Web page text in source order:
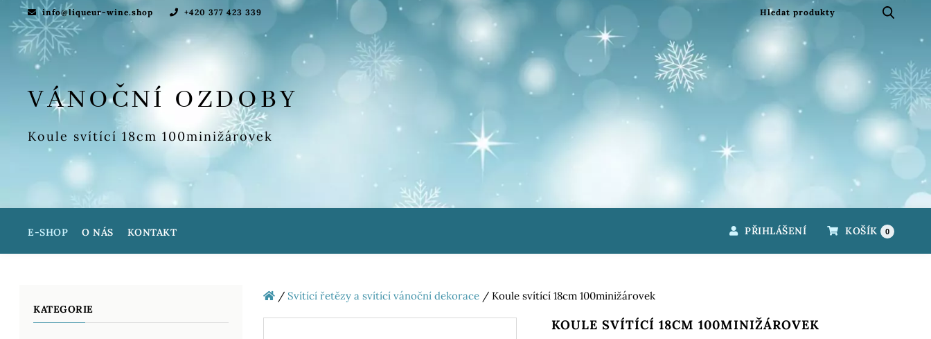
info@liqueur-wine.shop +420 377 423 339
VÁNOČNÍ OZDOBY
Koule svítící 18cm 100minižárovek
E-SHOP O NÁS KONTAKT PŘIHLÁŠENÍ KOŠÍK 0
KATEGORIE
/ Svítící řetězy a svítící vánoční dekorace / Koule svítící 18cm 100minižárovek
KOULE SVÍTÍCÍ 18CM 100MINIŽÁROVEK